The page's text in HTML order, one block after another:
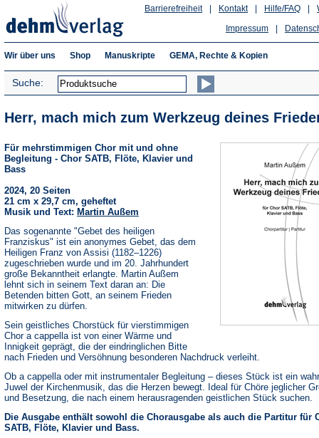
Hilfe/FAQ
Kontakt
Barrierefreiheit
Impressum
Wir über uns Shop Manuskripte GEMA, Rechte & Kopien
Suche:
Herr, mach mich zum Werkzeug deines
Für mehrstimmigen Chor mit und ohne
Begleitung - Chor SATB, Flöte, Klavier und
Bass
2024, 20 Seiten
21 cm x 29,7 cm, geheftet
Musik und Text: Martin Außem
Das sogenannte "Gebet des heiligen
Franziskus" ist ein anonymes Gebet, das dem
Heiligen Franz von Assisi (1182–1226)
zugeschrieben wurde und im 20. Jahrhundert
große Bekanntheit erlangte. Martin Außem
lehnt sich in seinem Text daran an: Die
Betenden bitten Gott, an seinem Frieden
mitwirken zu dürfen.
Sein geistliches Chorstück für vierstimmigen
Chor a cappella ist von einer Wärme und
Innigkeit geprägt, die der eindringlichen Bitte
nach Frieden und Versöhnung besonderen Nachdruck verleiht.
Ob a cappella oder mit instrumentaler Begleitung – dieses Stück ist ein
Juwel der Kirchenmusik, das die Herzen bewegt. Ideal für Chöre jeglicher
und Besetzung, die nach einem herausragenden geistlichen Stück suchen.
Die Ausgabe enthält sowohl die Chorausgabe als auch die Partitur für
SATB, Flöte, Klavier und Bass.